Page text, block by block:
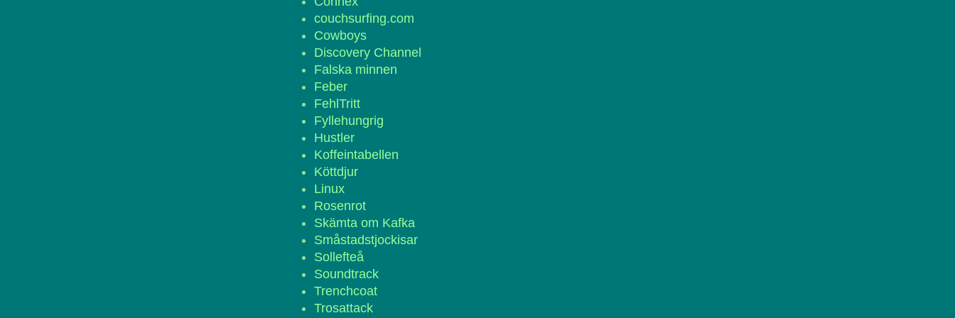
couchsurfing.com
Cowboys
Discovery Channel
Falska minnen
Feber
FehlTritt
Fyllehungrig
Hustler
Koffeintabellen
Köttdjur
Linux
Rosenrot
Skämta om Kafka
Småstadstjockisar
Sollefteå
Soundtrack
Trenchcoat
Trosattack